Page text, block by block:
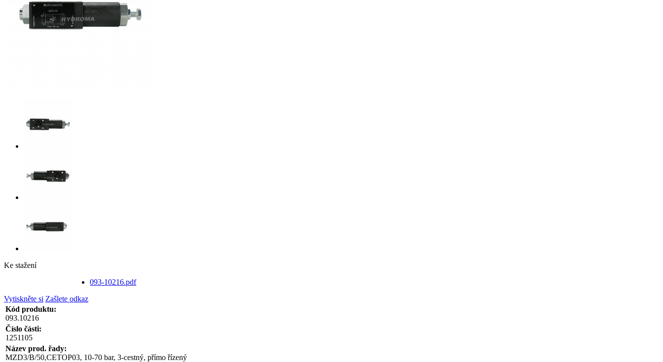
Ke stažení
093-10216.pdf
Vytiskněte si Zašlete odkaz
Kód produktu:
093.10216
Číslo části:
1251105
Název prod. řady:
MZD3/B/50,CETOP03, 10-70 bar, 3-cestný, přímo řízený